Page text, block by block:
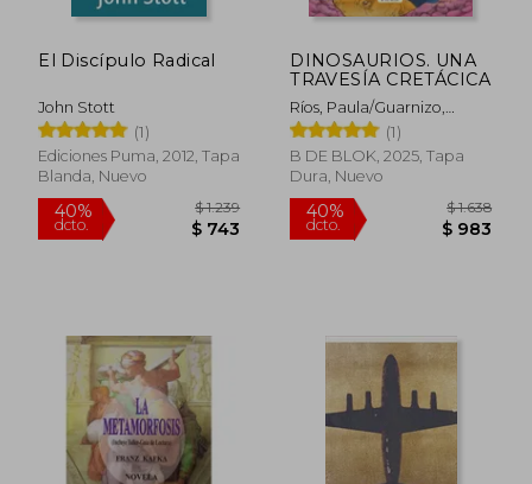
El Discípulo Radical
John Stott
(1)
Ediciones Puma, 2012, Tapa
Blanda, Nuevo
DINOSAURIOS. UNA
TRAVESÍA CRETÁCICA
Ríos, Paula/Guarnizo,
Carlos
(1)
B DE BLOK, 2025, Tapa
Dura, Nuevo